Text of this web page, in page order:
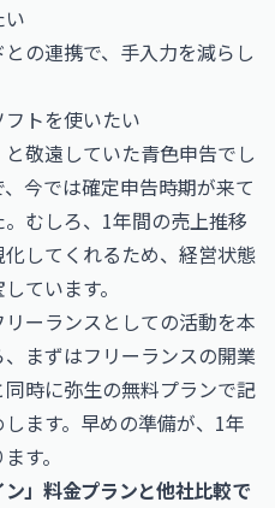
の連携で、手入力を減らし
トを使いたい
敬遠していた青色申告でし
今では確定申告時期が来て
むしろ、1年間の売上推移
してくれるため、経営状態
ています。
ーランスとしての活動を本
まずはフリーランスの開業
時に弥生の無料プランで記
ます。早めの準備が、1年
す。
ン」料金プランと他社比較で